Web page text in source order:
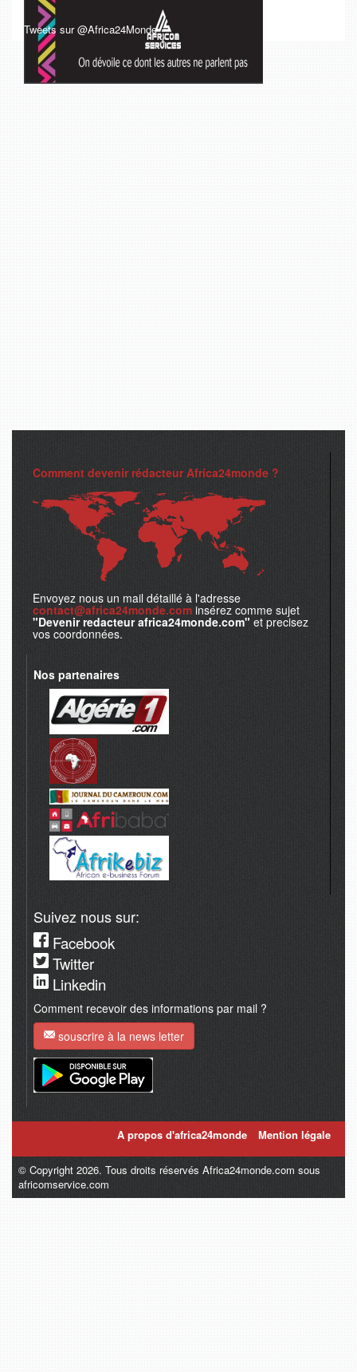
Tweets sur @Africa24Monde
Comment devenir rédacteur Africa24monde ?
Envoyez nous un mail détaillé à l'adresse
contact@africa24monde.com insérez comme sujet
"Devenir redacteur africa24monde.com" et precisez
vos coordonnées.
Nos partenaires
Suivez nous sur:
Facebook
Twitter
Linkedin
Comment recevoir des informations par mail ?
souscrire à la news letter
A propos d'africa24monde Mention légale
© Copyright 2026. Tous droits réservés Africa24monde.com sous
africomservice.com